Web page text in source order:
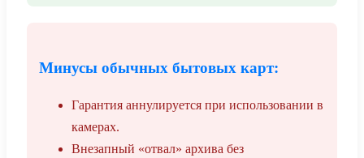
Минусы обычных бытовых карт:
Гарантия аннулируется при использовании в
камерах.
Внезапный «отвал» архива без